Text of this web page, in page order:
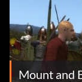
Mount and